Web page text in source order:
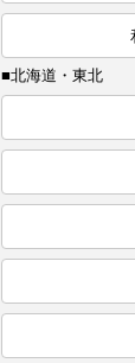
■北海道・東北